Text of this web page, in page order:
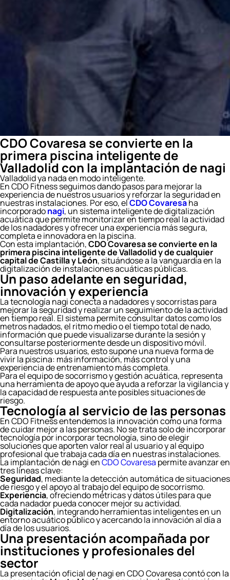
CDO Covaresa se convierte en la
primera piscina inteligente de
Valladolid con la implantación de nagi
Valladolid ya nada en modo inteligente.
En CDO Fitness seguimos dando pasos para mejorar la
experiencia de nuestros usuarios y reforzar la seguridad en
nuestras instalaciones. Por eso, elCDO Covaresaha
incorporadonagi, un sistema inteligente de digitalización
acuática que permite monitorizar en tiempo real la actividad
de los nadadores y ofrecer una experiencia más segura,
completa e innovadora en la piscina.
Con esta implantación,CDO Covaresa se convierte en la
primera piscina inteligente de Valladolid y de cualquier
capital de Castilla y León, situándose a la vanguardia en la
digitalización de instalaciones acuáticas públicas.
Un paso adelante en seguridad,
innovación y experiencia
La tecnología nagi conecta a nadadores y socorristas para
mejorar la seguridad y realizar un seguimiento de la actividad
en tiempo real. El sistema permite consultar datos como los
metros nadados, el ritmo medio o el tiempo total de nado,
información que puede visualizarse durante la sesión y
consultarse posteriormente desde un dispositivo móvil.
Para nuestros usuarios, esto supone una nueva forma de
vivir la piscina: más información, más control y una
experiencia de entrenamiento más completa.
Para el equipo de socorrismo y gestión acuática, representa
una herramienta de apoyo que ayuda a reforzar la vigilancia y
la capacidad de respuesta ante posibles situaciones de
riesgo.
Tecnología al servicio de las personas
En CDO Fitness entendemos la innovación como una forma
de cuidar mejor a las personas. No se trata solo de incorporar
tecnología por incorporar tecnología, sino de elegir
soluciones que aporten valor real al usuario y al equipo
profesional que trabaja cada día en nuestras instalaciones.
La implantación de nagi enCDO Covaresa permite avanzar en
tres líneas clave:
Seguridad, mediante la detección automática de situaciones
de riesgo y el apoyo al trabajo del equipo de socorrismo.
Experiencia, ofreciendo métricas y datos útiles para que
cada nadador pueda conocer mejor su actividad.
Digitalización, integrando herramientas inteligentes en un
entorno acuático público y acercando la innovación al día a
día de los usuarios.
Una presentación acompañada por
instituciones y profesionales del
sector
La presentación oficial de nagi en CDO Covaresa contó con la